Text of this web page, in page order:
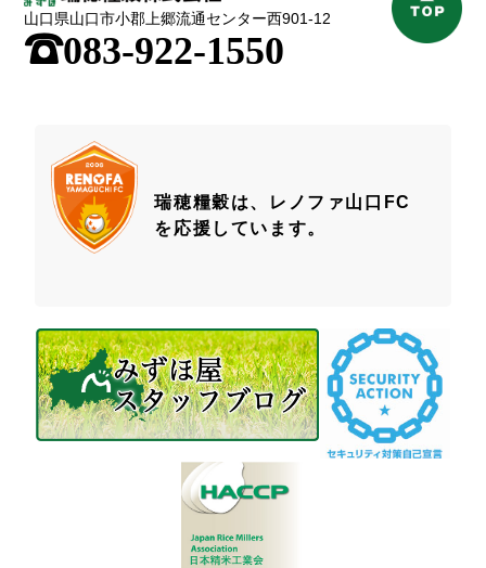
山口県山口市小郡上郷流通センター西901-12
;083-922-1550
瑞穂糧穀は、レノファ山口FC
を応援しています。